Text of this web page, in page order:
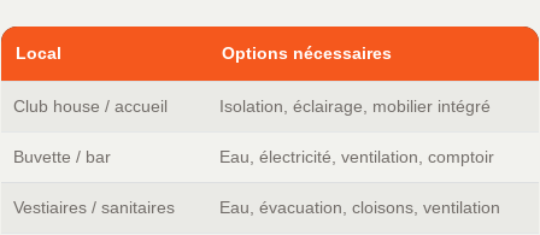
Local Options nécessaires
Club house / accueil Isolation, éclairage, mobilier intégré
Buvette / bar Eau, électricité, ventilation, comptoir
Vestiaires / sanitaires Eau, évacuation, cloisons, ventilation